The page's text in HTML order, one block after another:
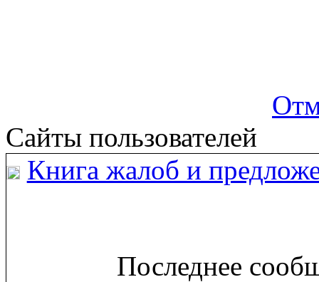
Сайты пользователей
Книга жалоб и
Последнее